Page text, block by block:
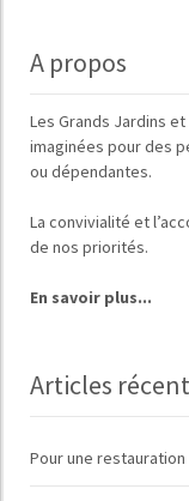
A propos
LesGrands Jardins et
imaginées pour des
ou dépendantes.
Laconvivialité et
de nos priorités.
En savoir plus...
Articles
Pour une